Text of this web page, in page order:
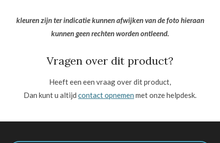
kleuren zijn ter indicatie kunnen afwijken van de foto hieraan
kunnen geen rechten worden ontleend.
Vragen over dit product?
Heeft een een vraag over dit product,
Dan kunt u altijd contact opnemen met onze helpdesk.